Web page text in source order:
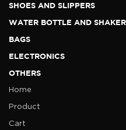
SHOES AND SLIPPERS
WATER BOTTLE AND
BAGS
ELECTRONICS
OTHERS
Home
Product
Cart